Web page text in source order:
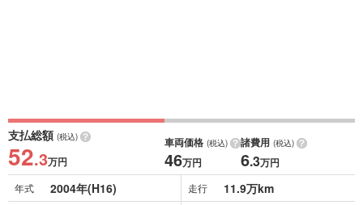
支払総額 (税込)
52.3万円
車両価格 (税込)
46万円
諸費用 (税込)
6.3万円
年式 2004年(H16) 走行 11.9万km